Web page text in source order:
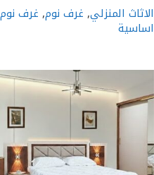
الاثاث المنزلي, غرف نوم, غرف نوم
اساسية